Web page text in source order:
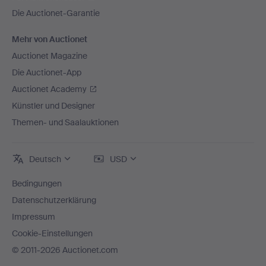
Die Auctionet-Garantie
Mehr von Auctionet
Auctionet Magazine
Die Auctionet-App
Auctionet Academy
Künstler und Designer
Themen- und Saalauktionen
Deutsch USD
Bedingungen
Datenschutzerklärung
Impressum
Cookie-Einstellungen
© 2011-2026 Auctionet.com